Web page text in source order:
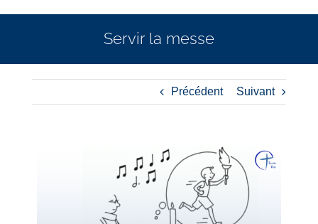
Servir la messe
Précédent Suivant